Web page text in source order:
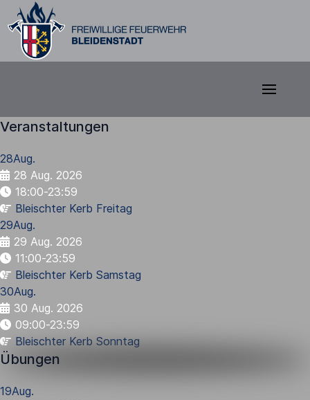
Veranstaltungen
28Aug.
28 Aug. 2026
18:00-23:59
Bleischter Kerb Freitag
29Aug.
29 Aug. 2026
11:00-23:59
Bleischter Kerb Samstag
30Aug.
30 Aug. 2026
09:00-23:59
Bleischter Kerb Sonntag
Übungen
19Aug.